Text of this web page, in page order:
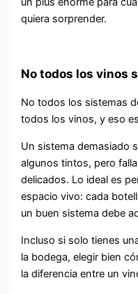
quiera sorprender.
No todos los vinos
No todos los sistemas
todos los vinos, y eso
Un sistema demasiado
algunos tintos, pero
delicados. Lo ideal es
espacio vivo: cada
un buen sistema debe
Incluso si solo tienes
la bodega, elegir bien
la diferencia entre un